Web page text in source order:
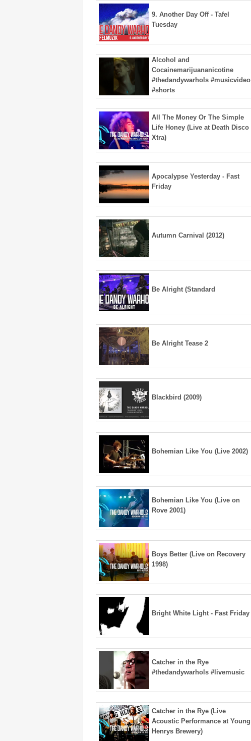
9. Another Day Off - Tafel
Tuesday
Alcohol and
Cocainemarijuananicotine
#thedandywarhols #musicvideo
#shorts
All The Money Or The Simple
Life Honey (Live at Death Disco
Xtra)
Apocalypse Yesterday - Fast
Friday
Autumn Carnival (2012)
Be Alright (Standard
Be Alright Tease 2
Blackbird (2009)
Bohemian Like You (Live 2002)
Bohemian Like You (Live on
Rove 2001)
Boys Better (Live on Recovery
1998)
Bright White Light - Fast Friday
Catcher in the Rye
#thedandywarhols #livemusic
Catcher in the Rye (Live
Acoustic Performance at Young
Henrys Brewery)